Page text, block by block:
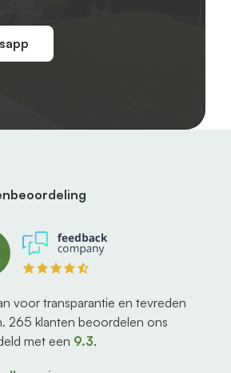
voor transparantie en tevreden
265 klanten beoordelen ons
met een 9.3.